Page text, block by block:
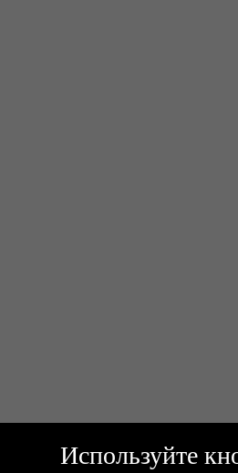
Используйте